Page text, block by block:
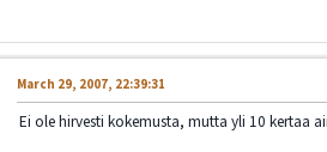
March 29, 2007, 22:39:31
Ei ole hirvesti kokemusta, mutta yli 10 kertaa